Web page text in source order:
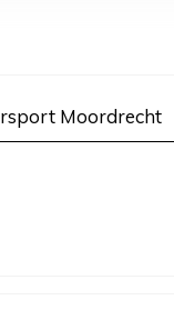
Moordrecht